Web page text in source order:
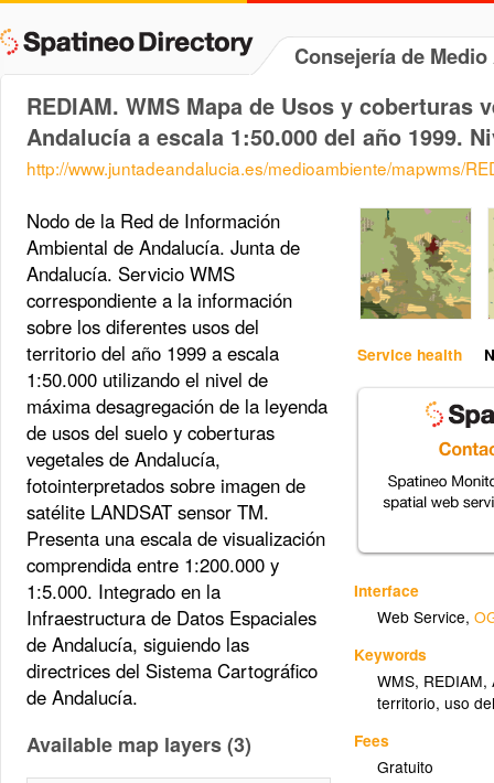
Consejería de
REDIAM. WMS Mapa de Usos y coberturas
Andalucía a escala 1:50.000 del año 1999.
http://www.juntadeandalucia.es/medioambiente/mapwms/
Service health
Interface
Web Service,
Keywords
WMS, REDIAM,
territorio,uso
Fees
Gratuito
Nodo de la Red de Información
Ambiental de Andalucía. Junta de
Andalucía. Servicio WMS
correspondiente a la información
sobre los diferentes usos del
territorio del año 1999 a escala
1:50.000 utilizando el nivel de
máxima desagregación de la leyenda
de usos del suelo y coberturas
vegetales de Andalucía,
fotointerpretados sobre imagen de
satélite LANDSAT sensor TM.
Presenta una escala de visualización
comprendida entre 1:200.000 y
1:5.000. Integrado en la
Infraestructura de Datos Espaciales
de Andalucía, siguiendo las
directrices del Sistema Cartográfico
de Andalucía.
Available map layers (3)